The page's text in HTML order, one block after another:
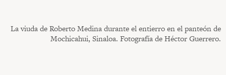
La viuda de Roberto Medina durante el entierro en el panteón de
Mochicahui, Sinaloa. Fotografía de Héctor Guerrero.